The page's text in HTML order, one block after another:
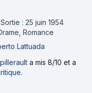
Sortie : 25 juin 1954
Romance
Lattuada
a mis 8/10 et a
.